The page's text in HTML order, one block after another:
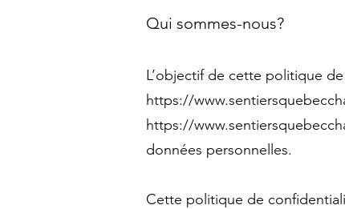
Qui sommes-nous?
L’objectif de cette politique
https://
https://
données personnelles.
Cette politique de